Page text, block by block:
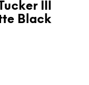
III
Black